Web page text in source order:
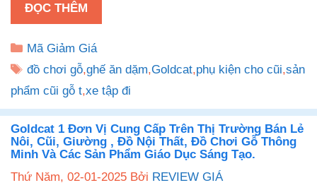
ĐỌC THÊM
Danh
mục
Mã Giảm Giá
Thẻ
đồ chơi gỗ,ghế ăn dặm,Goldcat,phụ kiện cho cũi,sản
phẩm cũi gỗ t,xe tập đi
Goldcat 1 Đơn Vị Cung Cấp Trên Thị Trường Bán Lẻ
Nôi, Cũi, Giường , Đồ Nội Thất, Đồ Chơi Gỗ Thông
Minh Và Các Sản Phẩm Giáo Dục Sáng Tạo.
Thứ Năm, 02-01-2025 Bởi REVIEW GIÁ